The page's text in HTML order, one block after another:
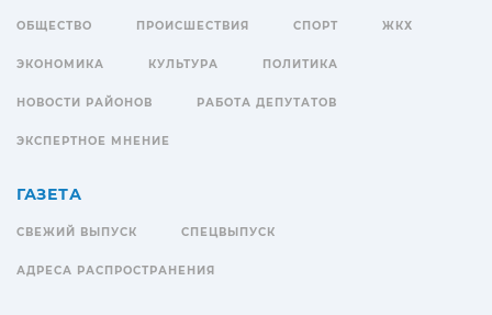
ОБЩЕСТВО ПРОИСШЕСТВИЯ СПОРТ ЖКХ
ЭКОНОМИКА КУЛЬТУРА ПОЛИТИКА
НОВОСТИ РАЙОНОВ РАБОТА ДЕПУТАТОВ
ЭКСПЕРТНОЕ МНЕНИЕ
ГАЗЕТА
СВЕЖИЙ ВЫПУСК СПЕЦВЫПУСК
АДРЕСА РАСПРОСТРАНЕНИЯ